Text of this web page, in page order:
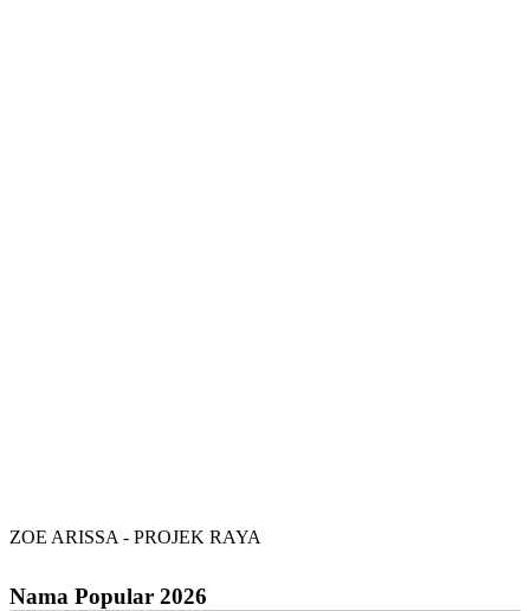
ZOE ARISSA - PROJEK RAYA
Nama Popular 2026